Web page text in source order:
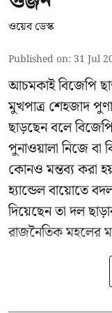
ওয়েব ডেস্ক
Published on: 31 Jul
আচমকাই বিজেপি
মুখপাত্র শেহজাদ
ছাড়ছেন বলে
পুনাওয়ালা নিজে
কোনও মন্তব্য করা
হ্যান্ডেল বায়োতে
দিয়েছেন তা দল
রাজনৈতিক মহলের